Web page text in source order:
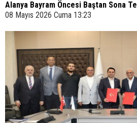
Alanya Bayram Öncesi Baştan Sona
08 Mayıs 2026 Cuma 13:23